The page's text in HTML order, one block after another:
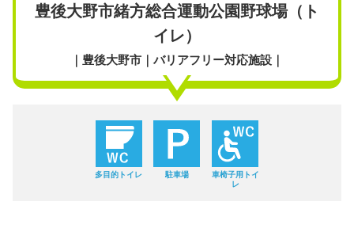
豊後大野市緒方総合運動公園野球場（ト
イレ）
｜豊後大野市｜バリアフリー対応施設｜
多目的トイレ 駐車場
車椅子用トイ
レ